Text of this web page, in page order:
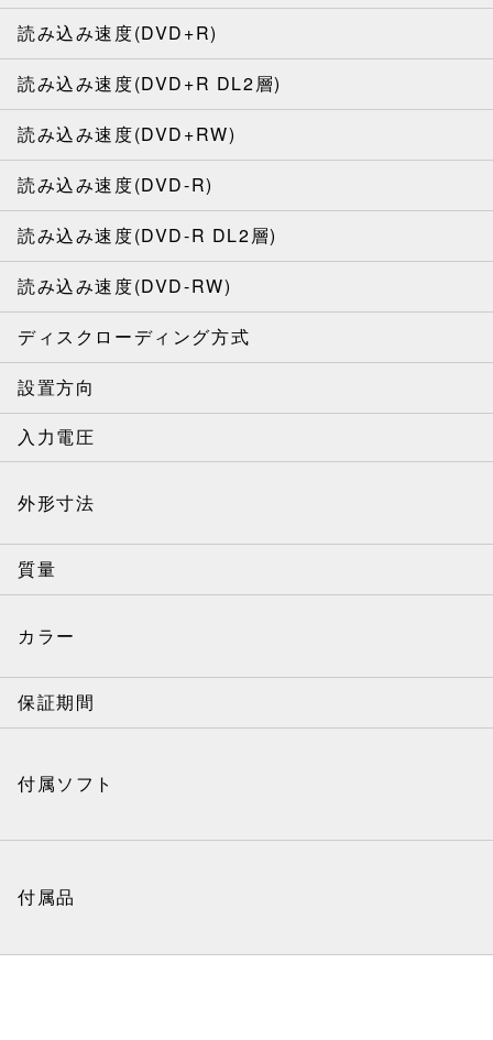
読み込み速度(DVD+R)
読み込み速度(DVD+R DL2層)
読み込み速度(DVD+RW)
読み込み速度(DVD-R)
読み込み速度(DVD-R DL2層)
読み込み速度(DVD-RW)
ディスクローディング方式
設置方向
入力電圧
外形寸法
質量
カラー
保証期間
付属ソフト
付属品